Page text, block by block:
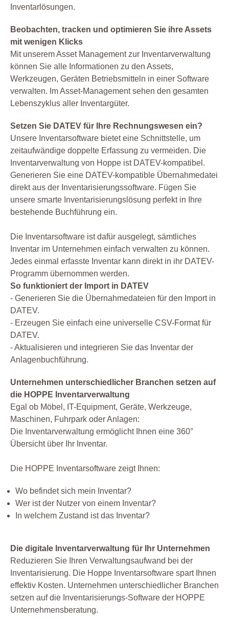
Inventarlösungen.
Beobachten, tracken und optimieren Sie ihre Assets
mit wenigen Klicks
Mit unserem Asset Management zur Inventarverwaltung
können Sie alle Informationen zu den Assets,
Werkzeugen, Geräten Betriebsmitteln in einer Software
verwalten. Im Asset-Management sehen den gesamten
Lebenszyklus aller Inventargüter.
Setzen Sie DATEV für Ihre Rechnungswesen ein?
Unsere Inventarsoftware bietet eine Schnittstelle, um
zeitaufwändige doppelte Erfassung zu vermeiden. Die
Inventarverwaltung von Hoppe ist DATEV-kompatibel.
Generieren Sie eine DATEV-kompatible Übernahmedatei
direkt aus der Inventarisierungssoftware. Fügen Sie
unsere smarte Inventarisierungslösung perfekt in Ihre
bestehende Buchführung ein.
Die Inventarsoftware ist dafür ausgelegt, sämtliches
Inventar im Unternehmen einfach verwalten zu können.
Jedes einmal erfasste Inventar kann direkt in ihr DATEV-
Programm übernommen werden.
So funktioniert der Import in DATEV
- Generieren Sie die Übernahmedateien für den Import in
DATEV.
- Erzeugen Sie einfach eine universelle CSV-Format für
DATEV.
- Aktualisieren und integrieren Sie das Inventar der
Anlagenbuchführung.
Unternehmen unterschiedlicher Branchen setzen auf
die HOPPE Inventarverwaltung
Egal ob Möbel, IT-Equipment, Geräte, Werkzeuge,
Maschinen, Fuhrpark oder Anlagen:
Die Inventarverwaltung ermöglicht Ihnen eine 360°
Übersicht über Ihr Inventar.
Die HOPPE Inventarsoftware zeigt Ihnen:
Wo befindet sich mein Inventar?
Wer ist der Nutzer von einem Inventar?
In welchem Zustand ist das Inventar?
Die digitale Inventarverwaltung für Ihr Unternehmen
Reduzieren Sie Ihren Verwaltungsaufwand bei der
Inventarisierung. Die Hoppe Inventarsoftware spart Ihnen
effektiv Kosten. Unternehmen unterschiedlicher Branchen
setzen auf die Inventarisierungs-Software der HOPPE
Unternehmensberatung.